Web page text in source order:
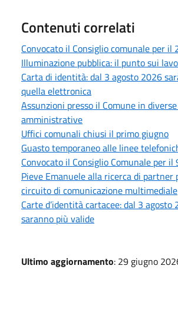
Contenuti correlati
Convocato il Consiglio comunale per il
Illuminazione pubblica: il punto sui
Carta di identità: dal 3 agosto 2026
quella elettronica
Assunzioni presso il Comune in
amministrative
Uffici comunali chiusi il primo giugno
Guasto temporaneo alle linee
Convocato il Consiglio Comunale per
Pieve Emanuele alla ricerca di partner
circuito di comunicazione multimediale
Carte d’identità cartacee: dal 3 agosto
saranno più valide
Ultimo aggiornamento: 29 giugno